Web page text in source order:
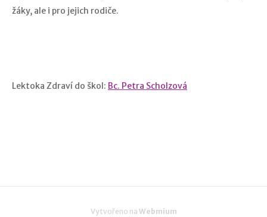
žáky, ale i pro jejich rodiče.
Lektoka Zdraví do škol: Bc. Petra Scholzová
Vytvořeno na Webmium